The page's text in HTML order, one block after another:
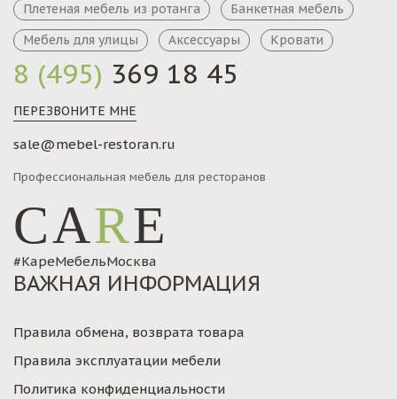
8 (495) 369 18 45
ПЕРЕЗВОНИТЕ МНЕ
sale@mebel-restoran.ru
Профессиональная мебель для ресторанов
CARE
#КареМебельМосква
Плетеная мебель из ротанга
Банкетная мебель
Мебель для улицы
Аксессуары Кровати
ВАЖНАЯ ИНФОРМАЦИЯ
Правила обмена, возврата товара
Правила эксплуатации мебели
Политика конфиденциальности